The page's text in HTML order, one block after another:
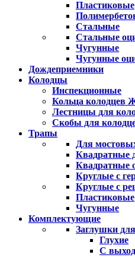
Пластиковые
Стальные
Стальные
Чугунные
Чугунные
Дождеприемники
Колодцы
Инспекционные
Кольца колодцев
Лестницы для
Скобы для
Трапы
Для
Квадратные
Квадратные
Круглые с
Круглые с
Пластиковые
Чугунные
Комплектующие
Заглушки
Глухие
С